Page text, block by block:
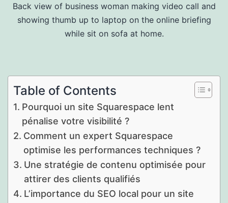
Back view of business woman making video call and
showing thumb up to laptop on the online briefing
while sit on sofa at home.
Table of Contents
Pourquoi un site Squarespace lent
pénalise votre visibilité ?
Comment un expert Squarespace
optimise les performances techniques ?
Une stratégie de contenu optimisée pour
attirer des clients qualifiés
L’importance du SEO local pour un site